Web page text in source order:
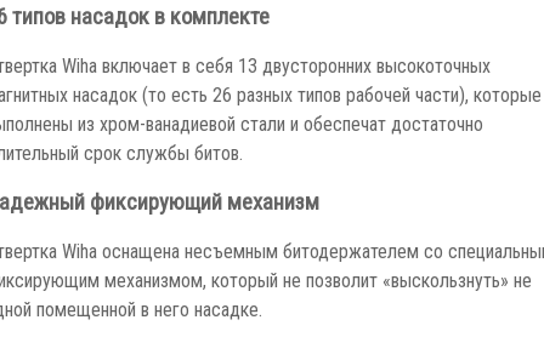
типов насадок в комплекте
Wiha включает в себя 13 двусторонних высокоточных
насадок (то есть 26 разных типов рабочей части), которые
из хром-ванадиевой стали и обеспечат достаточно
срок службы битов.
фиксирующий механизм
Wiha оснащена несъемным битодержателем со
механизмом, который не позволит «выскользнуть» не
помещенной в него насадке.